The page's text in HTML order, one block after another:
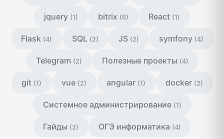
jquery (1) bitrix (6) React (1)
Flask (4) SQL (2) JS (2) symfony (4)
Telegram (2) Полезные проекты (4)
git (1) vue (2) angular (1) docker (2)
Системное администрирование (1)
Гайды (2) ОГЭ информатика (4)